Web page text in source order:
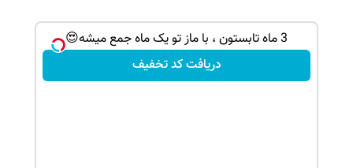
شدن از بوی عرق در روزهای گرم🔥 فیلم
دریافت مشاوره
🎯 مسیر رتبه برتری از
دریافت